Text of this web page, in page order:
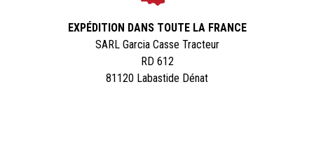
EXPÉDITION DANS TOUTE LA FRANCE
SARL Garcia Casse Tracteur
RD 612
81120 Labastide Dénat